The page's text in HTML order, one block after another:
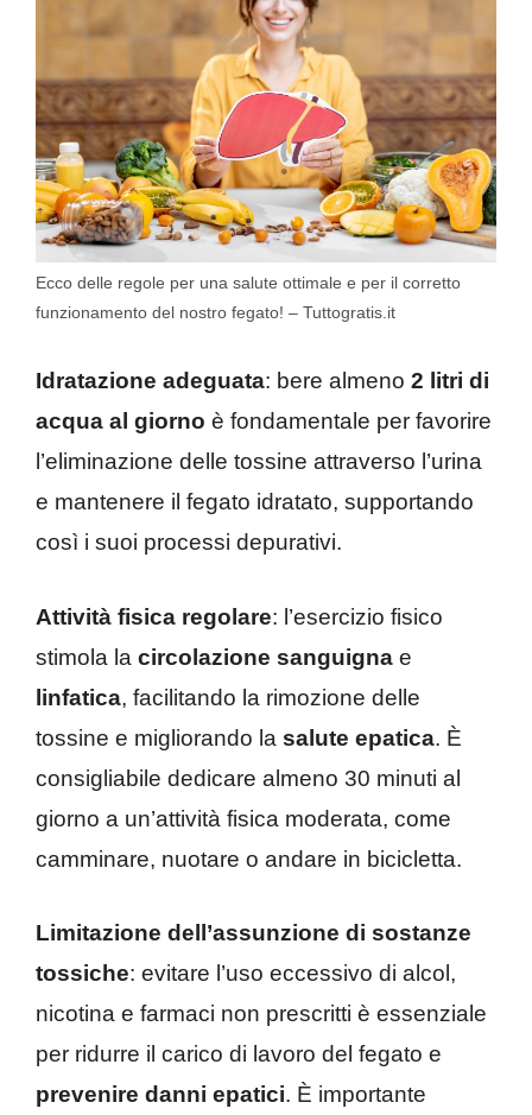
Ecco delle regole per una salute ottimale e per il corretto
funzionamento del nostro fegato! – Tuttogratis.it
Idratazione adeguata: bere almeno 2 litri di
acqua al giorno è fondamentale per favorire
l’eliminazione delle tossine attraverso l’urina
e mantenere il fegato idratato, supportando
così i suoi processi depurativi.
Attività fisica regolare: l’esercizio fisico
stimola la circolazione sanguigna e
linfatica, facilitando la rimozione delle
tossine e migliorando la salute epatica. È
consigliabile dedicare almeno 30 minuti al
giorno a un’attività fisica moderata, come
camminare, nuotare o andare in bicicletta.
Limitazione dell’assunzione di sostanze
tossiche: evitare l’uso eccessivo di alcol,
nicotina e farmaci non prescritti è essenziale
per ridurre il carico di lavoro del fegato e
prevenire danni epatici. È importante